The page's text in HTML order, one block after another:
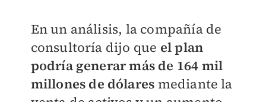
En un análisis, la compañía de
consultoría dijo que el plan
podría generar más de 164 mil
millones de dólares mediante la